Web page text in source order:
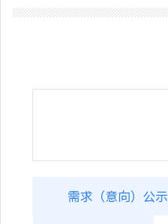
需求（意向）公示